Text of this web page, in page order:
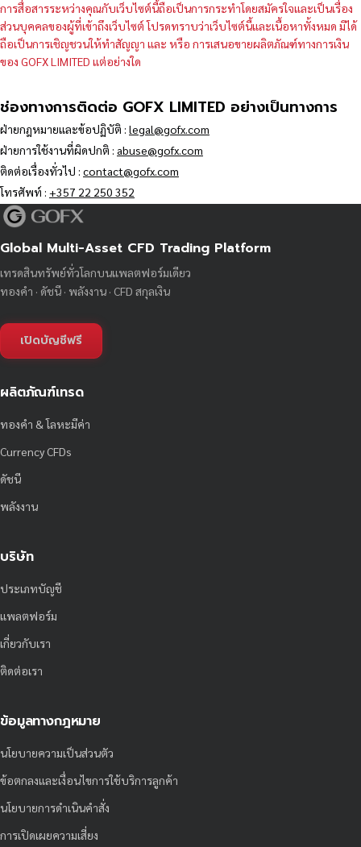
การสื่อสารระหว่างคุณกับเว็บไซต์นี้ถือเป็นการกระทำโดยสมัครใจและเป็นเรื่อง
ส่วนบุคคลของผู้ที่เข้าถึงเว็บไซต์ โปรดทราบว่าเว็บไซต์นี้และเนื้อหาทั้งหมด มิได้
ถือเป็นการเชิญชวนให้ทำสัญญา และ หรือ การเสนอขายผลิตภัณฑ์ทางการเงิน
ของ GOFX LIMITED แต่อย่างใด
ช่องทางการติดต่อ GOFX LIMITED อย่างเป็นทางการ
ฝ่ายกฎหมายและข้อปฏิบัติ : legal@gofx.com
ฝ่ายการใช้งานที่ผิดปกติ : abuse@gofx.com
ติดต่อเรื่องทั่วไป : contact@gofx.com
โทรศัพท์ : +357 22 250 352
Global Multi-Asset CFD Trading Platform
เทรดสินทรัพย์ทั่วโลกบนแพลตฟอร์มเดียว
ทองคำ · ดัชนี · พลังงาน · CFD สกุลเงิน
เปิดบัญชีฟรี
ผลิตภัณฑ์เทรด
ทองคำ & โลหะมีค่า
Currency CFDs
ดัชนี
พลังงาน
บริษัท
ประเภทบัญชี
แพลตฟอร์ม
เกี่ยวกับเรา
ติดต่อเรา
ข้อมูลทางกฎหมาย
นโยบายความเป็นส่วนตัว
ข้อตกลงและเงื่อนไขการใช้บริการลูกค้า
นโยบายการดำเนินคำสั่ง
การเปิดเผยความเสี่ยง